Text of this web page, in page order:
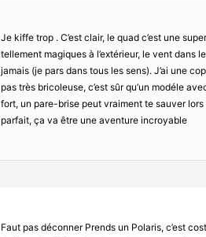
Je kiffe trop . C’est clair, le quad c’est une
tellement magiques à l’extérieur, le vent dans
jamais (je pars dans tous les sens). J’ai une
pas très bricoleuse, c’est sûr qu’un modéle
fort, un pare-brise peut vraiment te sauver
parfait, ça va être une aventure incroyable
Faut pas déconner Prends un Polaris, c’est